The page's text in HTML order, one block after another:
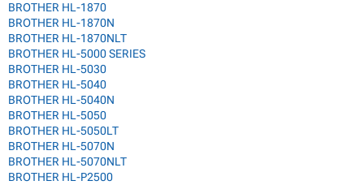
BROTHER HL-1870
BROTHER HL-1870N
BROTHER HL-1870NLT
BROTHER HL-5000 SERIES
BROTHER HL-5030
BROTHER HL-5040
BROTHER HL-5040N
BROTHER HL-5050
BROTHER HL-5050LT
BROTHER HL-5070N
BROTHER HL-5070NLT
BROTHER HL-P2500